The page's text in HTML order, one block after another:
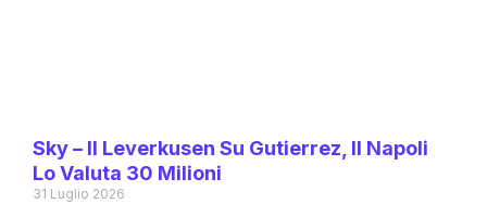
Sky – Il Leverkusen Su Gutierrez, Il Napoli
Lo Valuta 30 Milioni
31 Luglio 2026